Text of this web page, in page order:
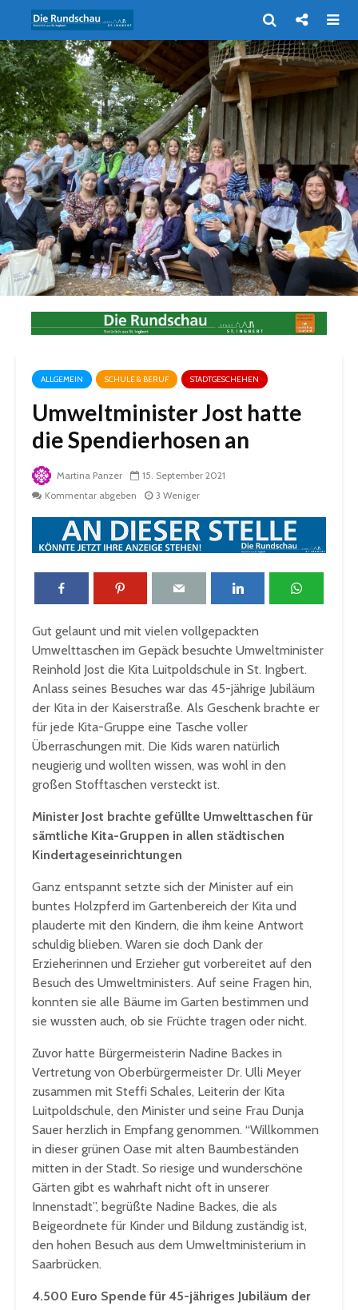
ALLGEMEIN SCHULE & BERUF STADTGESCHEHEN
Umweltminister Jost hatte
die Spendierhosen an
Martina Panzer
15. September 2021
Kommentar abgeben
3 Weniger
Gut gelaunt und mit vielen vollgepackten
Umwelttaschen im Gepäck besuchte Umweltminister
Reinhold Jost die Kita Luitpoldschule in St. Ingbert.
Anlass seines Besuches war das 45-jährige Jubiläum
der Kita in der Kaiserstraße. Als Geschenk brachte er
für jede Kita-Gruppe eine Tasche voller
Überraschungen mit. Die Kids waren natürlich
neugierig und wollten wissen, was wohl in den
großen Stofftaschen versteckt ist.
Minister Jost brachte gefüllte Umwelttaschen für
sämtliche Kita-Gruppen in allen städtischen
Kindertageseinrichtungen
Ganz entspannt setzte sich der Minister auf ein
buntes Holzpferd im Gartenbereich der Kita und
plauderte mit den Kindern, die ihm keine Antwort
schuldig blieben. Waren sie doch Dank der
Erzieherinnen und Erzieher gut vorbereitet auf den
Besuch des Umweltministers. Auf seine Fragen hin,
konnten sie alle Bäume im Garten bestimmen und
sie wussten auch, ob sie Früchte tragen oder nicht.
Zuvor hatte Bürgermeisterin Nadine Backes in
Vertretung von Oberbürgermeister Dr. Ulli Meyer
zusammen mit Steffi Schales, Leiterin der Kita
Luitpoldschule, den Minister und seine Frau Dunja
Sauer herzlich in Empfang genommen. “Willkommen
in dieser grünen Oase mit alten Baumbeständen
mitten in der Stadt. So riesige und wunderschöne
Gärten gibt es wahrhaft nicht oft in unserer
Innenstadt”, begrüßte Nadine Backes, die als
Beigeordnete für Kinder und Bildung zuständig ist,
den hohen Besuch aus dem Umweltministerium in
Saarbrücken.
4.500 Euro Spende für 45-jähriges Jubiläum der